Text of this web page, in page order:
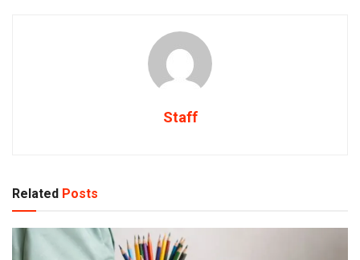
Staff
Related Posts